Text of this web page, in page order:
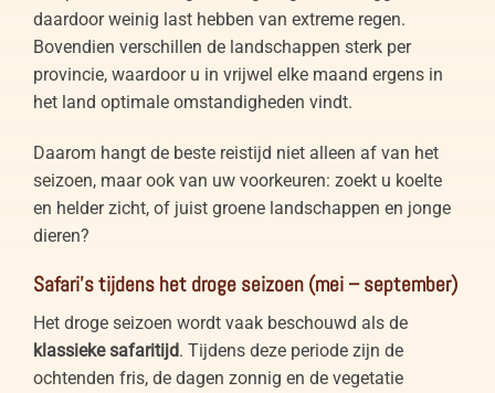
daardoor weinig last hebben van extreme regen.
Bovendien verschillen de landschappen sterk per
provincie, waardoor u in vrijwel elke maand ergens in
het land optimale omstandigheden vindt.
Daarom hangt de beste reistijd niet alleen af van het
seizoen, maar ook van uw voorkeuren: zoekt u koelte
en helder zicht, of juist groene landschappen en jonge
dieren?
Safari’s tijdens het droge seizoen (mei – september)
Het droge seizoen wordt vaak beschouwd als de
klassieke safaritijd. Tijdens deze periode zijn de
ochtenden fris, de dagen zonnig en de vegetatie